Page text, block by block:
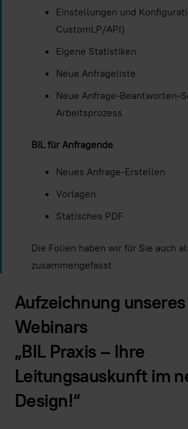
Einstellungen und
CustomLP/API)
Eigene Statistiken
Neue Anfrageliste
Neue Anfrage-Beantworten-
Arbeitsprozess
BIL für Anfragende
Neues Anfrage-Erstellen
Vorlagen
Statisches PDF
Die Folien haben wir für Sie auch
zusammengefasst
Aufzeichnung unseres
Webinars
„BIL Praxis – Ihre
Leitungsauskunft im
Design!“